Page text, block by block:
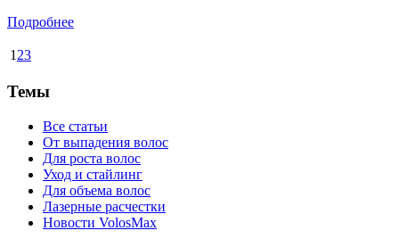
Подробнее
1 23
Темы
Все статьи
От выпадения волос
Для роста волос
Уход и стайлинг
Для объема волос
Лазерные расчестки
Новости VolosMax